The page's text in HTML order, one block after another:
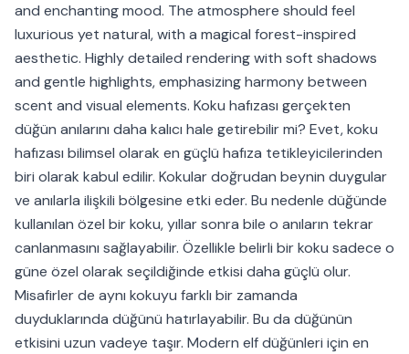
and enchanting mood. The atmosphere should feel
luxurious yet natural, with a magical forest-inspired
aesthetic. Highly detailed rendering with soft shadows
and gentle highlights, emphasizing harmony between
scent and visual elements. Koku hafızası gerçekten
düğün anılarını daha kalıcı hale getirebilir mi? Evet, koku
hafızası bilimsel olarak en güçlü hafıza tetikleyicilerinden
biri olarak kabul edilir. Kokular doğrudan beynin duygular
ve anılarla ilişkili bölgesine etki eder. Bu nedenle düğünde
kullanılan özel bir koku, yıllar sonra bile o anıların tekrar
canlanmasını sağlayabilir. Özellikle belirli bir koku sadece o
güne özel olarak seçildiğinde etkisi daha güçlü olur.
Misafirler de aynı kokuyu farklı bir zamanda
duyduklarında düğünü hatırlayabilir. Bu da düğünün
etkisini uzun vadeye taşır. Modern elf düğünleri için en